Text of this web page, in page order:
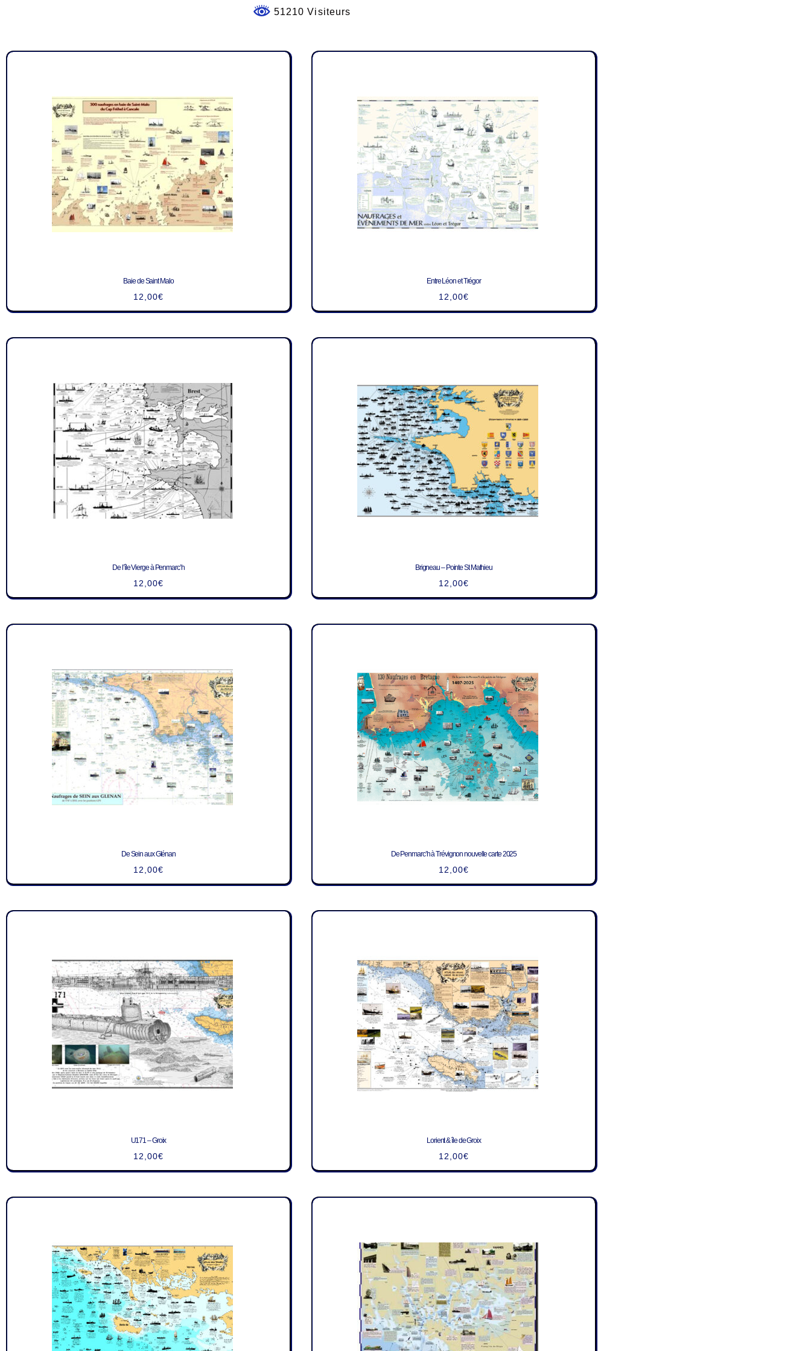
51210 Visiteurs
Baie de Saint Malo
12,00€
Entre Léon et Trégor
12,00€
De l’île Vierge à Penmarc’h
12,00€
Brigneau – Pointe St Mathieu
12,00€
De Sein aux Glénan
12,00€
De Penmarc’h à Trévignon nouvelle carte 2025
12,00€
U171 – Groix
12,00€
Lorient & île de Groix
12,00€